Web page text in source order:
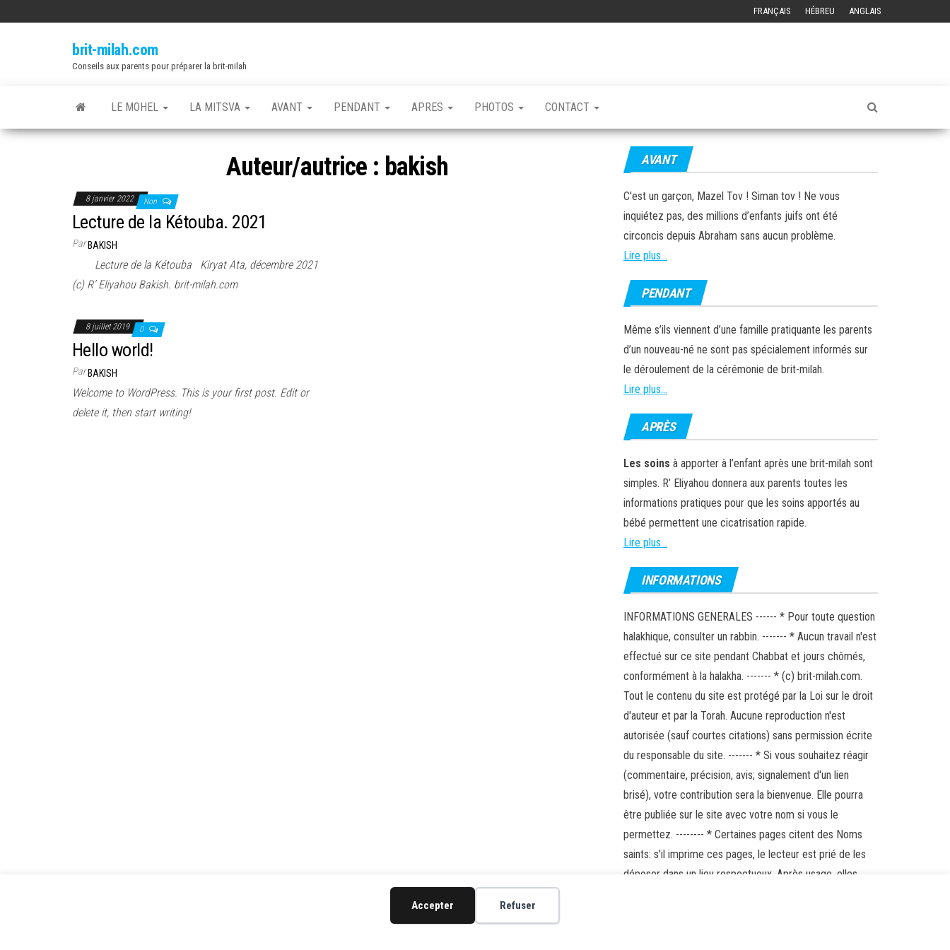
Accepter Refuser
FRANÇAIS HÉBREU ANGLAIS
brit-milah.com
Conseils aux parents pour préparer la brit-milah
LE MOHEL LA MITSVA AVANT PENDANT APRES PHOTOS CONTACT
Auteur/autrice : bakish
8 janvier 2022 Non
Lecture de la Kétouba. 2021
ParBAKISH
Lecture de la Kétouba Kiryat Ata, décembre 2021
(c) R’ Eliyahou Bakish. brit-milah.com
8 juillet 2019 0
Hello world!
ParBAKISH
Welcome to WordPress. This is your first post. Edit or
delete it, then start writing!
AVANT
C'est un garçon, Mazel Tov ! Siman tov ! Ne vous
inquiétez pas, des millions d’enfants juifs ont été
circoncis depuis Abraham sans aucun problème.
Lire plus...
PENDANT
Même s’ils viennent d’une famille pratiquante les parents
d’un nouveau-né ne sont pas spécialement informés sur
le déroulement de la cérémonie de brit-milah.
Lire plus...
APRÈS
Les soins à apporter à l’enfant après une brit-milah sont
simples. R’ Eliyahou donnera aux parents toutes les
informations pratiques pour que les soins apportés au
bébé permettent une cicatrisation rapide.
Lire plus...
INFORMATIONS
INFORMATIONS GENERALES ------ * Pour toute question
halakhique, consulter un rabbin. ------- * Aucun travail n'est
effectué sur ce site pendant Chabbat et jours chômés,
conformément à la halakha. ------- * (c) brit-milah.com.
Tout le contenu du site est protégé par la Loi sur le droit
d'auteur et par la Torah. Aucune reproduction n'est
autorisée (sauf courtes citations) sans permission écrite
du responsable du site. ------- * Si vous souhaitez réagir
(commentaire, précision, avis; signalement d'un lien
brisé), votre contribution sera la bienvenue. Elle pourra
être publiée sur le site avec votre nom si vous le
permettez. -------- * Certaines pages citent des Noms
saints: s'il imprime ces pages, le lecteur est prié de les
déposer dans un lieu respectueux. Après usage, elles